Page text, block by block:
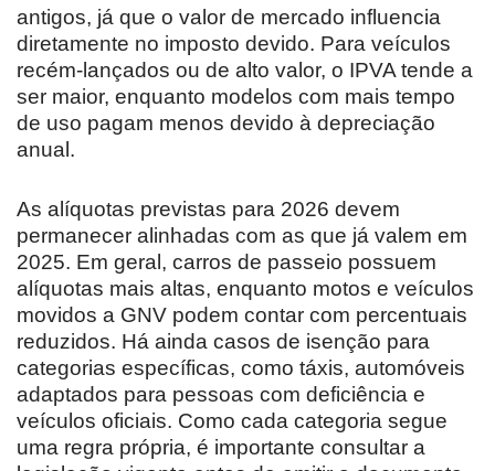
antigos, já que o valor de mercado influencia
diretamente no imposto devido. Para veículos
recém-lançados ou de alto valor, o IPVA tende a
ser maior, enquanto modelos com mais tempo
de uso pagam menos devido à depreciação
anual.
As alíquotas previstas para 2026 devem
permanecer alinhadas com as que já valem em
2025. Em geral, carros de passeio possuem
alíquotas mais altas, enquanto motos e veículos
movidos a GNV podem contar com percentuais
reduzidos. Há ainda casos de isenção para
categorias específicas, como táxis, automóveis
adaptados para pessoas com deficiência e
veículos oficiais. Como cada categoria segue
uma regra própria, é importante consultar a